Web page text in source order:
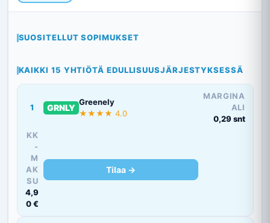
SUOSITELLUT SOPIMUKSET
KAIKKI 15 YHTIÖTÄ EDULLISUUSJÄRJESTYKSESSÄ
1 GRNLY
Greenely
★★★★ 4.0
MARGINA
ALI
0,29 snt
KK
-
M
AK
SU
4,9
0 €
Tilaa →